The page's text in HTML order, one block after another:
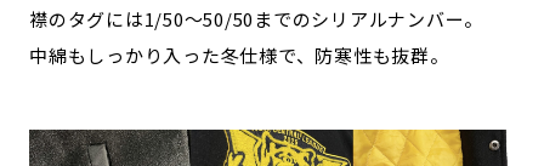
襟のタグには1/50〜50/50までのシリアルナンバー。
中綿もしっかり入った冬仕様で、防寒性も抜群。